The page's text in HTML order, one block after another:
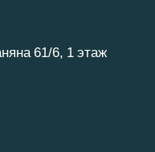
61/6, 1 этаж